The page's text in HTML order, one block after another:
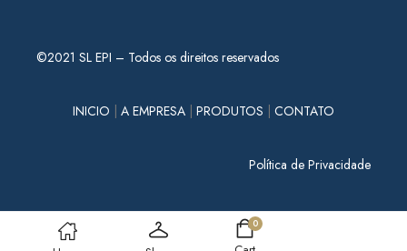
©2021 SL EPI – Todos os direitos reservados
INICIO | A EMPRESA | PRODUTOS | CONTATO
Política de Privacidade
0